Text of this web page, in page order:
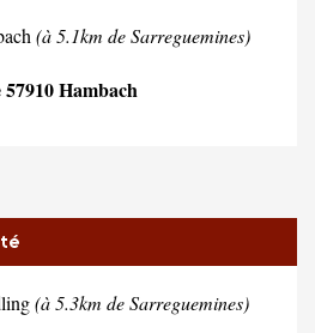
(à 5.1km de Sarreguemines)
Hambach
(à 5.3km de Sarreguemines)